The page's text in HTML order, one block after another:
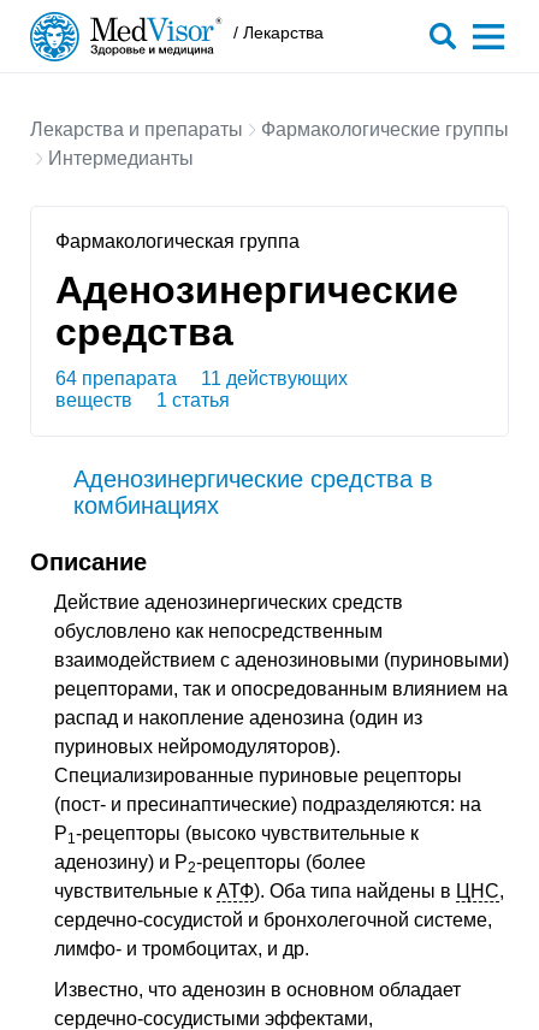
/ Лекарства
Лекарства и препараты
Фармакологические группы
Интермедианты
Фармакологическая группа
Аденозинергические
средства
64 препарата
11 действующих
веществ
1 статья
Аденозинергические средства в
комбинациях
Описание
Действие аденозинергических средств
обусловлено как непосредственным
взаимодействием с аденозиновыми (пуриновыми)
рецепторами, так и опосредованным влиянием на
распад и накопление аденозина (один из
пуриновых нейромодуляторов).
Специализированные пуриновые рецепторы
(пост- и пресинаптические) подразделяются: на
Р1-рецепторы (высоко чувствительные к
аденозину) и Р2-рецепторы (более
чувствительные к АТФ). Оба типа найдены в ЦНС,
сердечно-сосудистой и бронхолегочной системе,
лимфо- и тромбоцитах, и др.
Известно, что аденозин в основном обладает
сердечно-сосудистыми эффектами,